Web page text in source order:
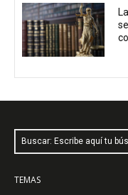
Buscar: Escribe aquí tu
TEMAS